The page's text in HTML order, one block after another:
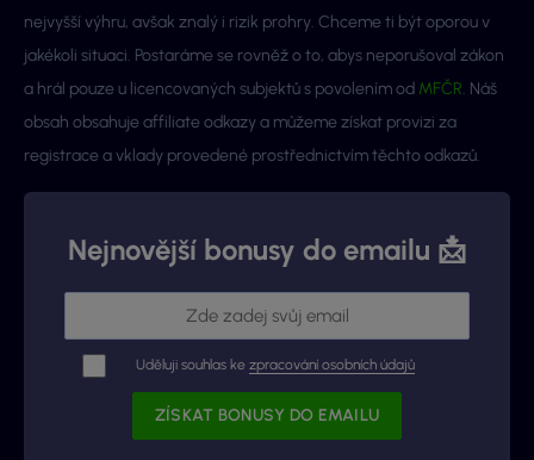
nejvyšší výhru, avšak znalý i rizik prohry. Chceme ti být oporou v
jakékoli situaci. Postaráme se rovněž o to, abys neporušoval zákon
a hrál pouze u licencovaných subjektů s povolením od MFČR. Náš
obsah obsahuje affiliate odkazy a můžeme získat provizi za
registrace a vklady provedené prostřednictvím těchto odkazů.
Nejnovější bonusy do emailu 📩
Uděluji souhlas ke zpracování osobních údajů